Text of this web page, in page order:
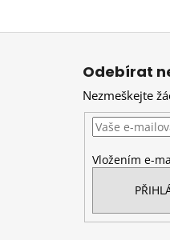
Z
Odebírat
Nezmeškejte
Vložením e-